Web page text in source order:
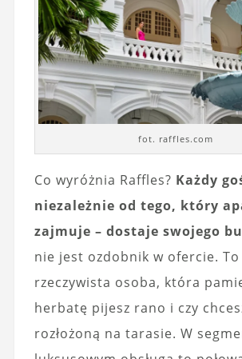
fot. raffles.com
Co wyróżnia Raffles? Każdy
niezależnie od tego, który
zajmuje – dostaje swojego
nie jest ozdobnik w ofercie. To
rzeczywista osoba, która
herbatę pijesz rano i czy
rozłożoną na tarasie. W